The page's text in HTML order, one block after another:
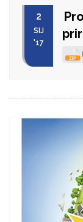
2
SIJ
'17